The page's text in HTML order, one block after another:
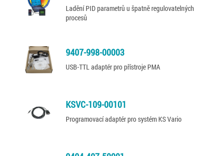
Ladění PID parametrů u špatně regulovatelných
procesů
9407-998-00003
USB-TTL adaptér pro přístroje PMA
KSVC-109-00101
Programovací adaptér pro systém KS Vario